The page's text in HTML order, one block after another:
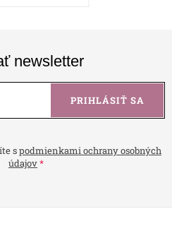
newsletter
spodmienkami ochrany osobných
údajov
PRIHLÁSIŤ SA